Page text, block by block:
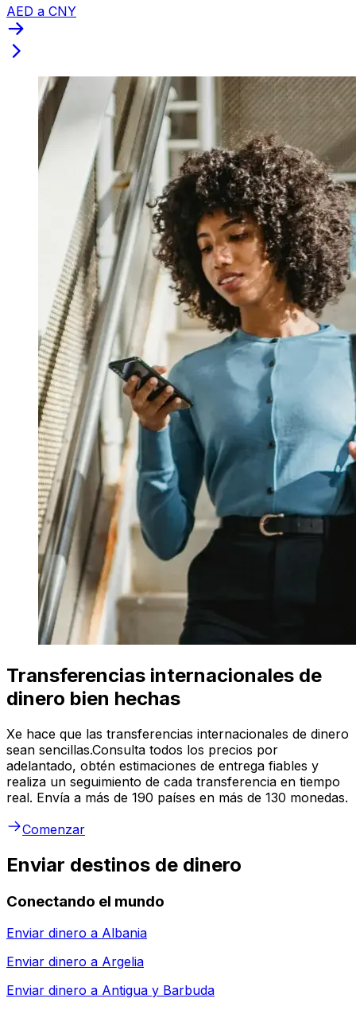
AED a CNY
Transferencias internacionales de
dinero bien hechas
Xe hace que las transferencias internacionales de dinero
sean sencillas.Consulta todos los precios por
adelantado, obtén estimaciones de entrega fiables y
realiza un seguimiento de cada transferencia en tiempo
real. Envía a más de 190 países en más de 130 monedas.
Comenzar
Enviar destinos de dinero
Conectando el mundo
Enviar dinero a Albania
Enviar dinero a Argelia
Enviar dinero a Antigua y Barbuda